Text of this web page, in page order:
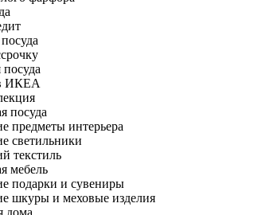
ИКЕА
посуда
предметы интерьера
светильники
текстиль
мебель
подарки и сувениры
шкуры и меховые изделия
дома